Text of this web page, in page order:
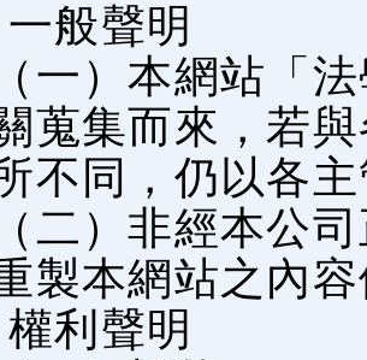
般聲明
（一）本網站「
蒐集而來，若
不同，仍以各
（二）非經本公
製本網站之內
利聲明